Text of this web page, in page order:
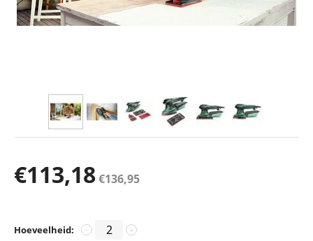
€113,18€136,95
Hoeveelheid: +
−